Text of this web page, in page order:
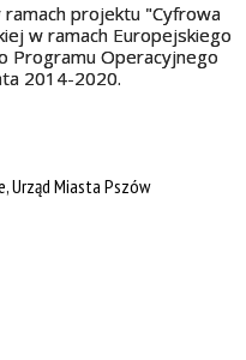
projektu "Cyfrowa
w ramach Europejskiego
Programu Operacyjnego
2014-2020.
Urząd Miasta Pszów